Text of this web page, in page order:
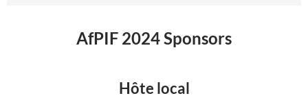
AfPIF 2024 Sponsors
Hôte local